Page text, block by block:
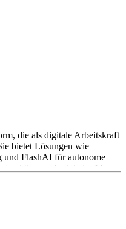
die als digitale Arbeitskraft
bietet Lösungen wie
und FlashAI für autonome
abwickeln. Man
ausbauen, fragmentierte
durch Agentic AI
und Kosten zu senken.